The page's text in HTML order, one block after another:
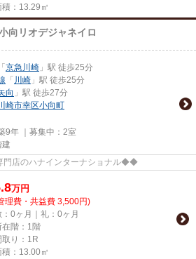
積：13.29㎡
向リオデジャネイロ
「 京急川崎 」駅 徒歩25分
「 川崎 」駅 徒歩25分
向 」駅 徒歩27分
崎市幸区小向町
9年 ｜募集中： 2室
建
店のハナインターナショナル◆◆
万円
理費・共益費 3,500円)
：0ヶ月｜礼：0ヶ月
在階：1階
取り：1R
積：13.00㎡